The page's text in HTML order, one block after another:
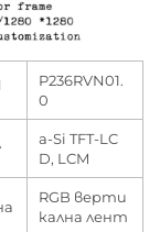
P236RVN01.
0
a-Si TFT-LC
D, LCM
RGB верти
кална лент